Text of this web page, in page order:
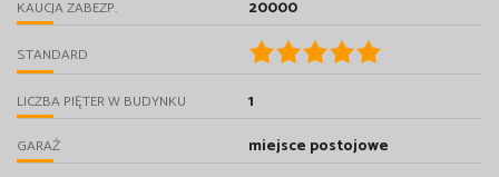
KAUCJA ZABEZP. 20000
STANDARD
LICZBA PIĘTER W BUDYNKU 1
GARAŻ miejsce postojowe